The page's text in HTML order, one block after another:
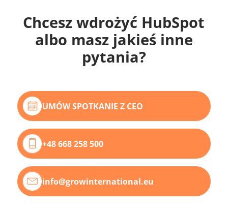
Chcesz wdrożyć HubSpot
albo masz jakieś inne
pytania?
UMÓW SPOTKANIE Z CEO
+48 668 258 500
info@growinternational.eu